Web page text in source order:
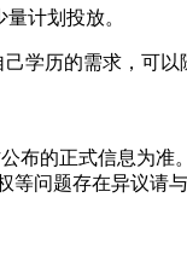
计划投放。
学历的需求，可
布的正式信息为准。
问题存在异议请